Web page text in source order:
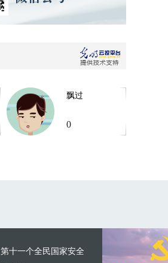
飘过
0
第十一个全民国家安全